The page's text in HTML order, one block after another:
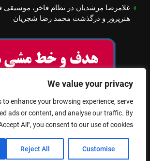
We value your privacy
to enhance your browsing experience, serve
ads or content, and analyse our traffic. By
All", you consent to our use of cookies.
Customise
Reject All
غلامرضا مرشدیان در نظام فاخر، موسیقی
هنرپرور و درگذشت محمد رضا شجریان